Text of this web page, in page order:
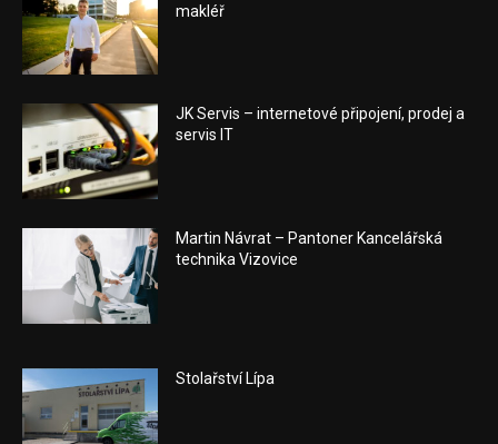
makléř
JK Servis – internetové připojení, prodej a
servis IT
Martin Návrat – Pantoner Kancelářská
technika Vizovice
Stolařství Lípa